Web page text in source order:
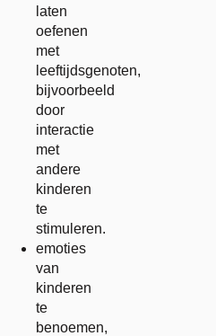
laten
oefenen
met
leeftijdsgenoten,
bijvoorbeeld
door
interactie
met
andere
kinderen
te
stimuleren.
emoties
van
kinderen
te
benoemen,